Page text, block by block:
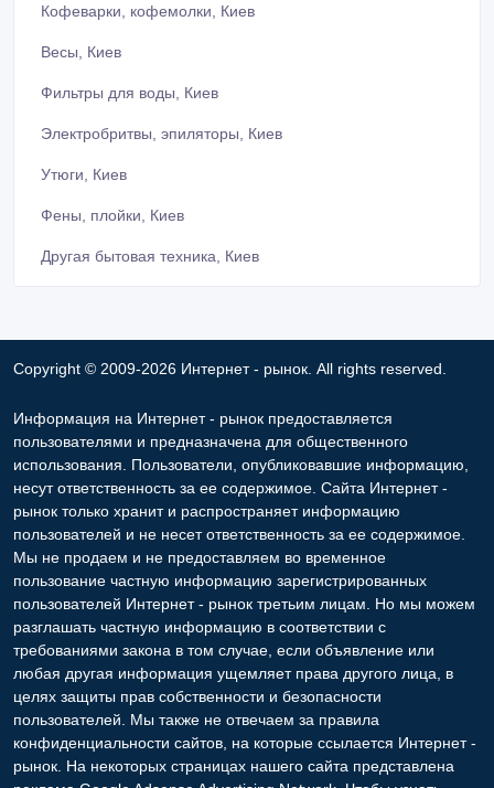
Кофеварки, кофемолки, Киев
Весы, Киев
Фильтры для воды, Киев
Электробритвы, эпиляторы, Киев
Утюги, Киев
Фены, плойки, Киев
Другая бытовая техника, Киев
Copyright © 2009-2026 Интернет - рынок. All rights reserved.
Информация на Интернет - рынок предоставляется
пользователями и предназначена для общественного
использования. Пользователи, опубликовавшие информацию,
несут ответственность за ее содержимое. Сайта Интернет -
рынок только хранит и распространяет информацию
пользователей и не несет ответственность за ее содержимое.
Мы не продаем и не предоставляем во временное
пользование частную информацию зарегистрированных
пользователей Интернет - рынок третьим лицам. Но мы можем
разглашать частную информацию в соответствии с
требованиями закона в том случае, если объявление или
любая другая информация ущемляет права другого лица, в
целях защиты прав собственности и безопасности
пользователей. Мы также не отвечаем за правила
конфиденциальности сайтов, на которые ссылается Интернет -
рынок. На некоторых страницах нашего сайта представлена